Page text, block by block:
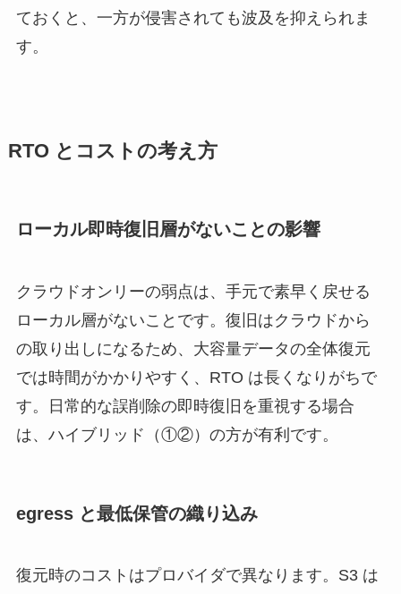
ておくと、一方が侵害されても波及を抑えられま
す。
RTO とコストの考え方
ローカル即時復旧層がないことの影響
クラウドオンリーの弱点は、手元で素早く戻せる
ローカル層がないことです。復旧はクラウドから
の取り出しになるため、大容量データの全体復元
では時間がかかりやすく、RTO は長くなりがちで
す。日常的な誤削除の即時復旧を重視する場合
は、ハイブリッド（①②）の方が有利です。
egress と最低保管の織り込み
復元時のコストはプロバイダで異なります。S3 は